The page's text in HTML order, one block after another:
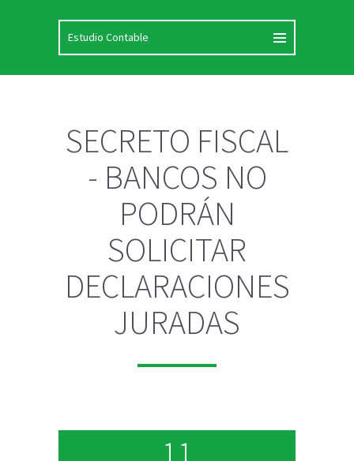
SECRETO FISCAL
- BANCOS NO
PODRÁN
SOLICITAR
DECLARACIONES
JURADAS